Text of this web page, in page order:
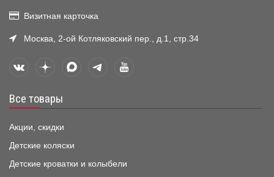
Визитная карточка
Москва, 2-ой Котляковский пер., д.1, стр.34
Все товары
Акции, скидки
Детские коляски
Детские кроватки и колыбели